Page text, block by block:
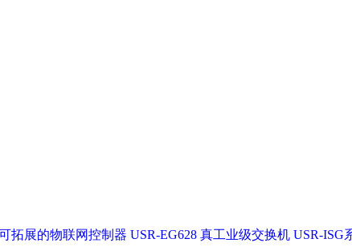
拓展的物联网控制器 USR-EG628 真工业级交换机 USR-ISG